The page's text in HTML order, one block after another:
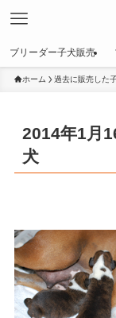
ブリーダー子犬販売
ホーム 過去に販売した
2014年1月
犬